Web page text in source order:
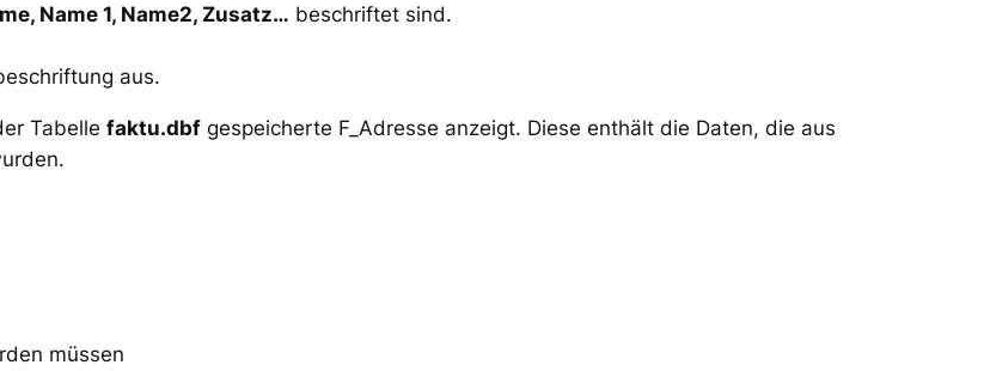
Name 1, Name2, Zusatz… beschriftet sind.
aus.
Tabelle faktu.dbf gespeicherte F_Adresse anzeigt. Diese enthält die Daten, die aus
müssen